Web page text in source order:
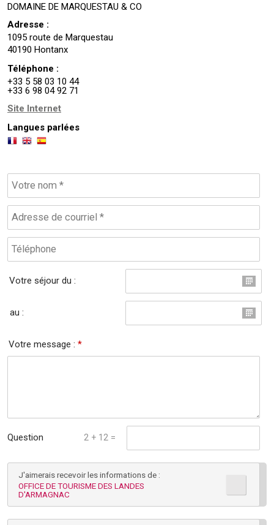
DOMAINE DE MARQUESTAU & CO
Adresse :
1095 route de Marquestau
40190 Hontanx
Téléphone :
+33 5 58 03 10 44
+33 6 98 04 92 71
Site Internet
Langues parlées
Votre séjour du :
au :
Votre message :*
Question
mathématique :
2 + 12 =
J'aimerais recevoir les informations de :
OFFICE DE TOURISME DES LANDES
D'ARMAGNAC